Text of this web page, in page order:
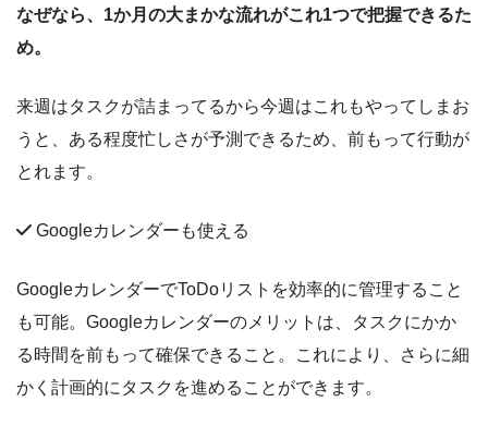
なぜなら、1か月の大まかな流れがこれ1つで把握できるた
め。
来週はタスクが詰まってるから今週はこれもやってしまお
うと、ある程度忙しさが予測できるため、前もって行動が
とれます。
Googleカレンダーも使える
GoogleカレンダーでToDoリストを効率的に管理すること
も可能。Googleカレンダーのメリットは、タスクにかか
る時間を前もって確保できること。これにより、さらに細
かく計画的にタスクを進めることができます。